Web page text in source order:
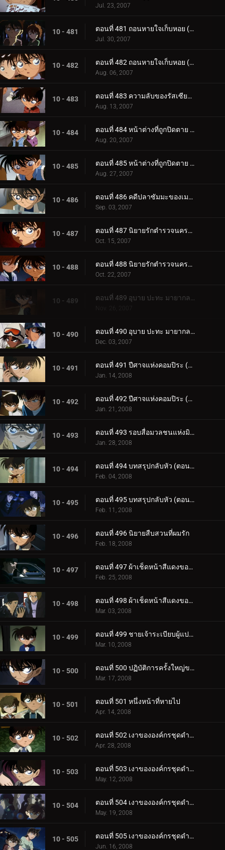
Jul. 23, 2007
10 - 481 ตอนที่ 481 ถอนหายใจเก็บหอย (ตอนแรก)
Jul. 30, 2007
10 - 482 ตอนที่ 482 ถอนหายใจเก็บหอย (ตอนจบ)
Aug. 06, 2007
10 - 483 ตอนที่ 483 ความลับของรัสเซียน บลู
Aug. 13, 2007
10 - 484 ตอนที่ 484 หน้าต่างที่ถูกปิดตาย (ตอนแรก)
Aug. 20, 2007
10 - 485 ตอนที่ 485 หน้าต่างที่ถูกปิดตาย (ตอนจบ)
Aug. 27, 2007
10 - 486 ตอนที่ 486 คดีปลาซัมมะของเมงูโระ
Sep. 03, 2007
10 - 487 ตอนที่ 487 นิยายรักตำรวจนครบาล ภาคพิธีวิวาห์ปลอม (ตอนพิเศษ ตอนแรก)
Oct. 15, 2007
10 - 488 ตอนที่ 488 นิยายรักตำรวจนครบาล ภาคพิธีวิวาห์ปลอม (ตอนพิเศษ ตอนจบ)
Oct. 22, 2007
10 - 489 ตอนที่ 489 อุบาย ปะทะ มายากล (ตอนแรก)
Nov. 26, 2007
10 - 490 ตอนที่ 490 อุบาย ปะทะ มายากล (ตอนจบ)
Dec. 03, 2007
10 - 491 ตอนที่ 491 ปีศาจแห่งคอมปิระ (ตอนพิเศษ ตอนแรก)
Jan. 14, 2008
10 - 492 ตอนที่ 492 ปีศาจแห่งคอมปิระ (ตอนพิเศษ ตอนจบ)
Jan. 21, 2008
10 - 493 ตอนที่ 493 รอบสื่อมวลชนแห่งมิตรภาพและความผูกพัน
Jan. 28, 2008
10 - 494 ตอนที่ 494 บทสรุปกลับหัว (ตอนแรก)
Feb. 04, 2008
10 - 495 ตอนที่ 495 บทสรุปกลับหัว (ตอนจบ)
Feb. 11, 2008
10 - 496 ตอนที่ 496 นิยายสืบสวนที่ผมรัก
Feb. 18, 2008
10 - 497 ตอนที่ 497 ผ้าเช็ดหน้าสีแดงของโซโนโกะ (ตอนแรก)
Feb. 25, 2008
10 - 498 ตอนที่ 498 ผ้าเช็ดหน้าสีแดงของโซโนโกะ (ตอนจบ)
Mar. 03, 2008
10 - 499 ตอนที่ 499 ชายเจ้าระเบียบผู้แปลกประหลาด
Mar. 10, 2008
10 - 500 ตอนที่ 500 ปฏิบัติการครั้งใหญ่ของ ป.1 ห้อง B!
Mar. 17, 2008
10 - 501 ตอนที่ 501 หนึ่งหน้าที่หายไป
Apr. 14, 2008
10 - 502 ตอนที่ 502 เงาขององค์กรชุดดำ (ภาคพยานตัวน้อย)
Apr. 28, 2008
10 - 503 ตอนที่ 503 เงาขององค์กรชุดดำ (ภาคแสงไฟพิศวง)
May. 12, 2008
10 - 504 ตอนที่ 504 เงาขององค์กรชุดดำ (ภาคงานพิเศษที่น่าสงสัย)
May. 19, 2008
10 - 505 ตอนที่ 505 เงาขององค์กรชุดดำ (ภาคดาวตกไข่มุก)
Jun. 16, 2008